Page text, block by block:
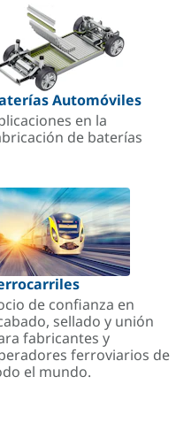
Automóviles
en la
de baterías
de confianza en
sellado y unión
fabricantes y
ferroviarios de
el mundo.